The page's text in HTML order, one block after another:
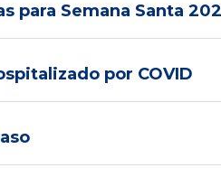
para Semana Santa
por COVID